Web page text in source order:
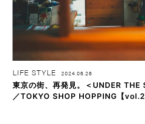
LIFE STYLE 2024.06.26
東京の街、再発見。＜UNDER THE
／TOKYO SHOP HOPPING【vol.2